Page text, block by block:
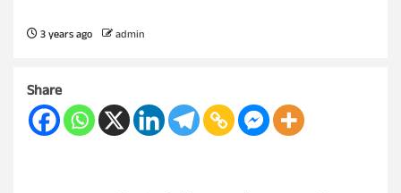
3 years ago admin
Share